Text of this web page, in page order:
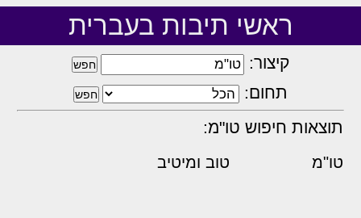
ראשי תיבות בעברית
קיצור:
תחום:
תוצאות חיפוש טו"מ:
טו"מ טוב ומיטיב